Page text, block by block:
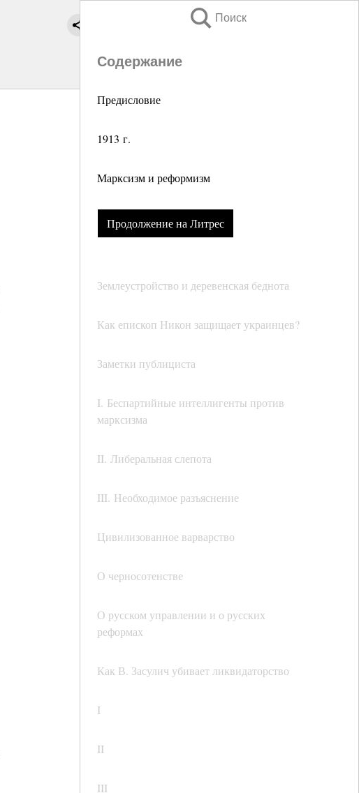
Поиск
Содержание
Предисловие
1913 г.
Марксизм и реформизм
Продолжение на Литрес
Землеустройство и деревенская беднота
Как епископ Никон защищает украинцев?
Заметки публициста
I. Беспартийные интеллигенты против
марксизма
II. Либеральная слепота
III. Необходимое разъяснение
Цивилизованное варварство
О черносотенстве
О русском управлении и о русских
реформах
Как В. Засулич убивает ликвидаторство
I
II
III